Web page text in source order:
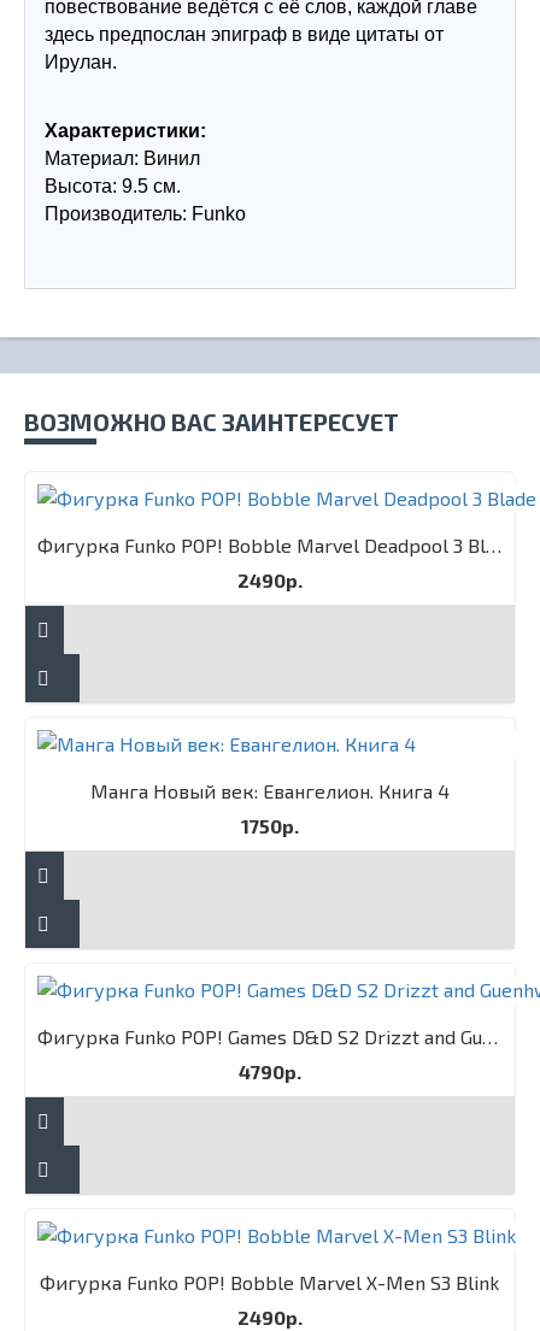
повествование ведётся с её слов, каждой главе
здесь предпослан эпиграф в виде цитаты от
Ирулан.
Характеристики:
Материал: Винил
Высота: 9.5 см.
Производитель: Funko
ВОЗМОЖНО ВАС ЗАИНТЕРЕСУЕТ
Фигурка Funko POP! Bobble Marvel Deadpool 3 Blade
2490р.
Манга Новый век: Евангелион. Книга 4
1750р.
Фигурка Funko POP! Games D&D S2 Drizzt and Guenhwyvar 2PK
4790р.
Фигурка Funko POP! Bobble Marvel X-Men S3 Blink
2490р.